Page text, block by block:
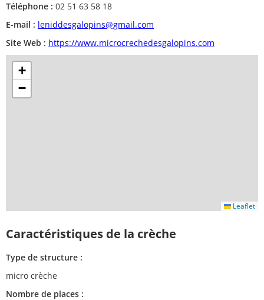
Téléphone : 02 51 63 58 18
E-mail : leniddesgalopins@gmail.com
Site Web : https://www.microcrechedesgalopins.com
+
−
Leaflet
Caractéristiques de la crèche
Type de structure :
micro crèche
Nombre de places :